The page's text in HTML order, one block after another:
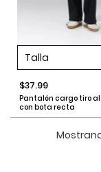
Talla
$37.99
Pantalón cargo tiro
con bota recta